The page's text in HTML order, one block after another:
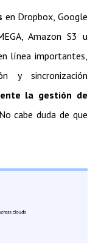
en Dropbox, Google
Amazon S3 u
línea importantes,
y
sincronización
la gestión de
cabe duda de que